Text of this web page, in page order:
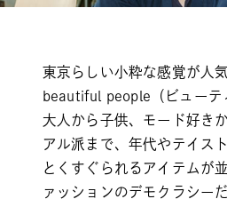
東京らしい小粋な感覚が人
beautiful people（ビューテ
大人から子供、モード好き
アル派まで、年代やテイス
とくすぐられるアイテムが
ァッションのデモクラシー